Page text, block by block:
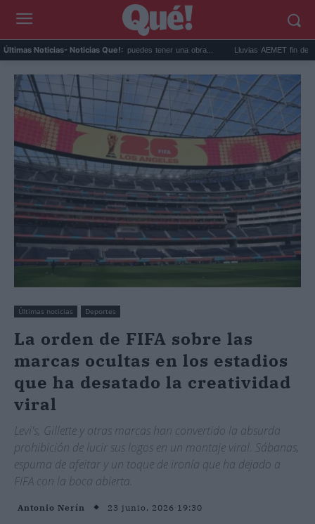
Últimas Noticias- Noticias Que!:
arte en subasta: así puedes tener una obra... Lluvias AEMET fin de semana:
Últimas noticias Deportes
La orden de FIFA sobre las
marcas ocultas en los estadios
que ha desatado la creatividad
viral
Levi's, Gillette y otras marcas han convertido la absurda
prohibición de lucir sus logos en un montaje viral. Sábanas,
espuma de afeitar y un toque de ironía que ha dejado a
FIFA con la boca abierta.
Antonio Nerín 23 junio, 2026 19:30